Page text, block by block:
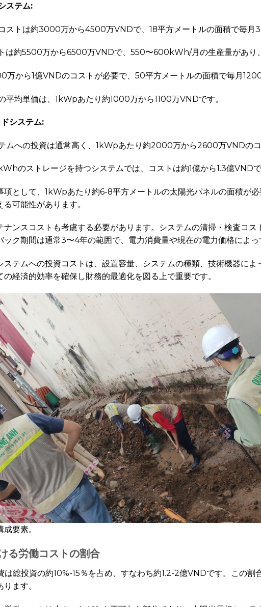
ステム:
ストは約3000万から4500万VNDで、18平方メートルの面積で毎月
は約5500万から6500万VNDで、550〜600kWh/月の生産量があり
から1億VNDのコストが必要で、50平方メートルの面積で毎月
平均単価は、1kWpあたり約1000万から1100万VNDです。
システム:
ムへの投資は通常高く、1kWpあたり約2000万から2600万VNDのコ
のストレージを持つシステムでは、コストは約1億から1.3億VND
項として、1kWpあたり約6-8平方メートルの太陽光パネルの面積が
可能性があります。
ナンスコストも考慮する必要があります。システムの清掃・検査コ
ック期間は通常3〜4年の範囲で、電力消費量や現在の電力価格によっ
ステムへの投資コストは、設置容量、システムの種類、技術機器に
経済的効率を確保し財務的最適化を図る上で重要です。
要素。
る労働コストの割合
総投資の約10%-15％を占め、すなわち約1.2-2億VNDです。この割
ます。